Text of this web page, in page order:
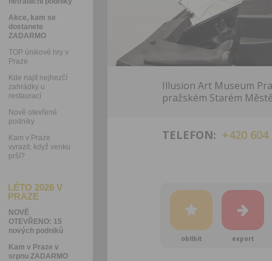
Akce, kam se
dostanete
ZADARMO
TOP únikové hry v
Praze
Kde najít nejhezčí
zahrádky u
restaurací
Nově otevřené
podniky
Kam v Praze
vyrazit, když venku
prší?
LÉTO 2026 V
PRAZE
NOVĚ
OTEVŘENO: 15
nových podniků
Kam v Praze v
srpnu ZADARMO
Illusion Art Museum
pražském Starém
TELEFON: +420 604
oblíbit export